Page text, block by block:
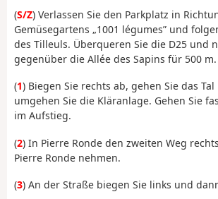
(S/Z) Verlassen Sie den Parkplatz in
Gemüsegartens „1001 légumes” und
des Tilleuls. Überqueren Sie die D25 und
gegenüber die Allée des Sapins für 500 m.
(1) Biegen Sie rechts ab, gehen Sie das
umgehen Sie die Kläranlage. Gehen Sie
im Aufstieg.
(2) In Pierre Ronde den zweiten Weg
Pierre Ronde nehmen.
(3) An der Straße biegen Sie links und